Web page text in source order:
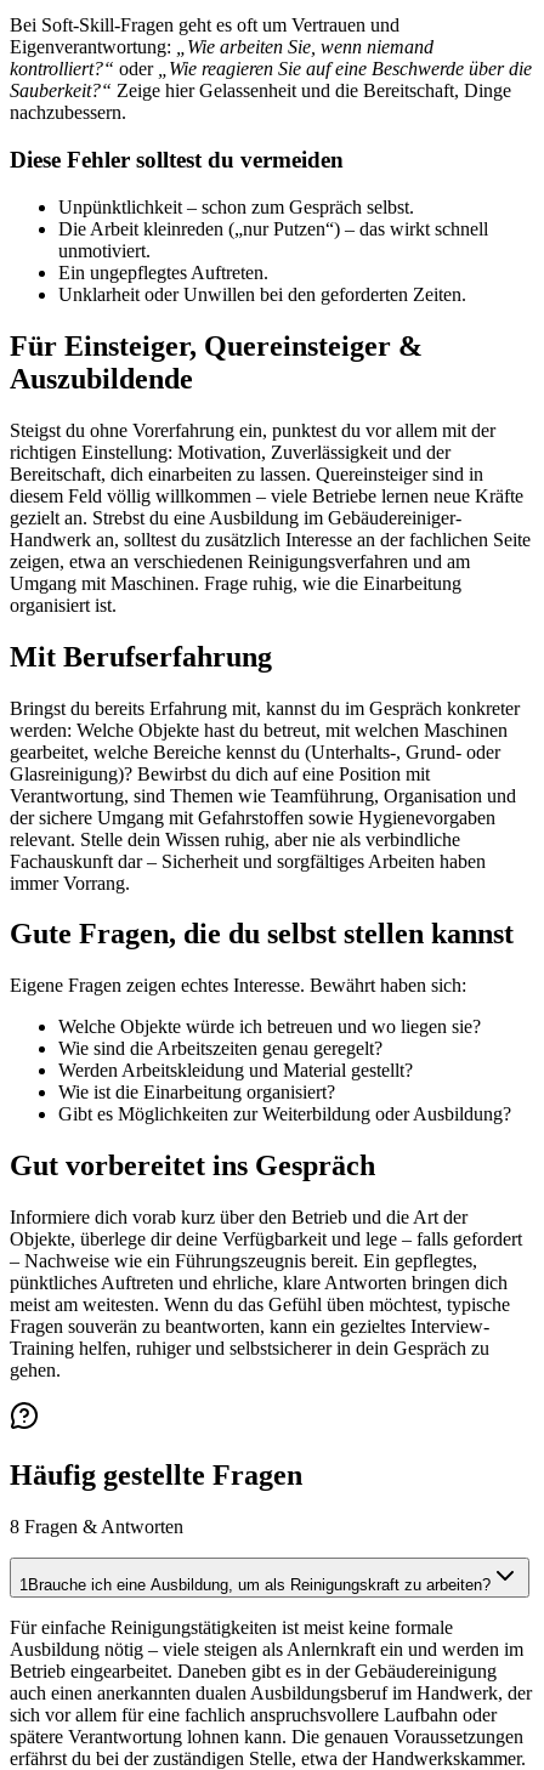
Bei Soft-Skill-Fragen geht es oft um Vertrauen und
Eigenverantwortung: „Wie arbeiten Sie, wenn niemand
kontrolliert?“ oder „Wie reagieren Sie auf eine Beschwerde über die
Sauberkeit?“ Zeige hier Gelassenheit und die Bereitschaft, Dinge
nachzubessern.
Diese Fehler solltest du vermeiden
Unpünktlichkeit – schon zum Gespräch selbst.
Die Arbeit kleinreden („nur Putzen“) – das wirkt schnell
unmotiviert.
Ein ungepflegtes Auftreten.
Unklarheit oder Unwillen bei den geforderten Zeiten.
Für Einsteiger, Quereinsteiger &
Auszubildende
Steigst du ohne Vorerfahrung ein, punktest du vor allem mit der
richtigen Einstellung: Motivation, Zuverlässigkeit und der
Bereitschaft, dich einarbeiten zu lassen. Quereinsteiger sind in
diesem Feld völlig willkommen – viele Betriebe lernen neue Kräfte
gezielt an. Strebst du eine Ausbildung im Gebäudereiniger-
Handwerk an, solltest du zusätzlich Interesse an der fachlichen Seite
zeigen, etwa an verschiedenen Reinigungsverfahren und am
Umgang mit Maschinen. Frage ruhig, wie die Einarbeitung
organisiert ist.
Mit Berufserfahrung
Bringst du bereits Erfahrung mit, kannst du im Gespräch konkreter
werden: Welche Objekte hast du betreut, mit welchen Maschinen
gearbeitet, welche Bereiche kennst du (Unterhalts-, Grund- oder
Glasreinigung)? Bewirbst du dich auf eine Position mit
Verantwortung, sind Themen wie Teamführung, Organisation und
der sichere Umgang mit Gefahrstoffen sowie Hygienevorgaben
relevant. Stelle dein Wissen ruhig, aber nie als verbindliche
Fachauskunft dar – Sicherheit und sorgfältiges Arbeiten haben
immer Vorrang.
Gute Fragen, die du selbst stellen kannst
Eigene Fragen zeigen echtes Interesse. Bewährt haben sich:
Welche Objekte würde ich betreuen und wo liegen sie?
Wie sind die Arbeitszeiten genau geregelt?
Werden Arbeitskleidung und Material gestellt?
Wie ist die Einarbeitung organisiert?
Gibt es Möglichkeiten zur Weiterbildung oder Ausbildung?
Gut vorbereitet ins Gespräch
Informiere dich vorab kurz über den Betrieb und die Art der
Objekte, überlege dir deine Verfügbarkeit und lege – falls gefordert
– Nachweise wie ein Führungszeugnis bereit. Ein gepflegtes,
pünktliches Auftreten und ehrliche, klare Antworten bringen dich
meist am weitesten. Wenn du das Gefühl üben möchtest, typische
Fragen souverän zu beantworten, kann ein gezieltes Interview-
Training helfen, ruhiger und selbstsicherer in dein Gespräch zu
gehen.
Häufig gestellte Fragen
8 Fragen & Antworten
1 Brauche ich eine Ausbildung, um als Reinigungskraft zu arbeiten?
Für einfache Reinigungstätigkeiten ist meist keine formale
Ausbildung nötig – viele steigen als Anlernkraft ein und werden im
Betrieb eingearbeitet. Daneben gibt es in der Gebäudereinigung
auch einen anerkannten dualen Ausbildungsberuf im Handwerk, der
sich vor allem für eine fachlich anspruchsvollere Laufbahn oder
spätere Verantwortung lohnen kann. Die genauen Voraussetzungen
erfährst du bei der zuständigen Stelle, etwa der Handwerkskammer.